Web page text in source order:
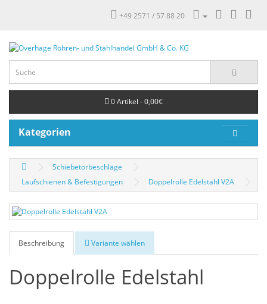
+49 2571 / 57 88 20
0 Artikel - 0,00€
Kategorien
Schiebetorbeschläge
Laufschienen & Befestigungen
Doppelrolle Edelstahl V2A
Beschreibung Variante wählen
Doppelrolle Edelstahl